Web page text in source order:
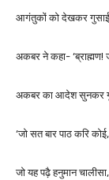
आगंतुकों को देखकर
अकबर ने कहा- ‘ब्राह्मण!
अकबर का आदेश सुनकर
‘जो सत बार पाठ करि
जो यह पढ़ै हनुमान चालीसा,